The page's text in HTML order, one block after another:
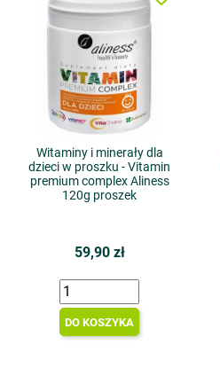
Witaminy i minerały dla
dzieci w proszku - Vitamin
premium complex Aliness
120g proszek
59,90 zł
DO KOSZYKA